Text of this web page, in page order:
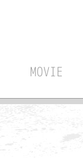
MOVIE